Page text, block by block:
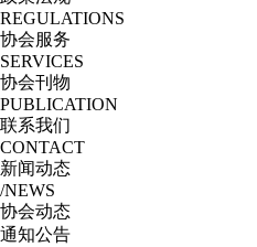
REGULATIONS
协会服务
SERVICES
协会刊物
PUBLICATION
联系我们
CONTACT
新闻动态
/NEWS
协会动态
通知公告